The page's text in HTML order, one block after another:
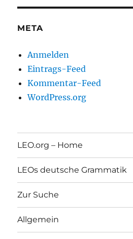
META
Anmelden
Eintrags-Feed
Kommentar-Feed
WordPress.org
LEO.org – Home
LEOs deutsche Grammatik
Zur Suche
Allgemein